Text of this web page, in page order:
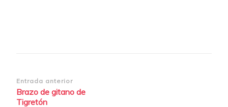
Navegación
de
Entrada anterior
Brazo de gitano de
Tigretón